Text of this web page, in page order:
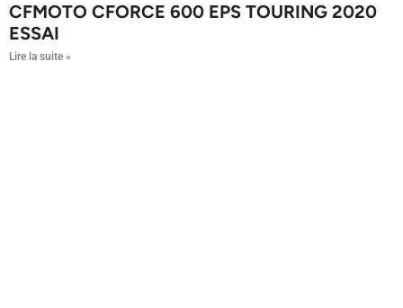
CFMOTO CFORCE 600 EPS TOURING 2020
ESSAI
Lire la suite »